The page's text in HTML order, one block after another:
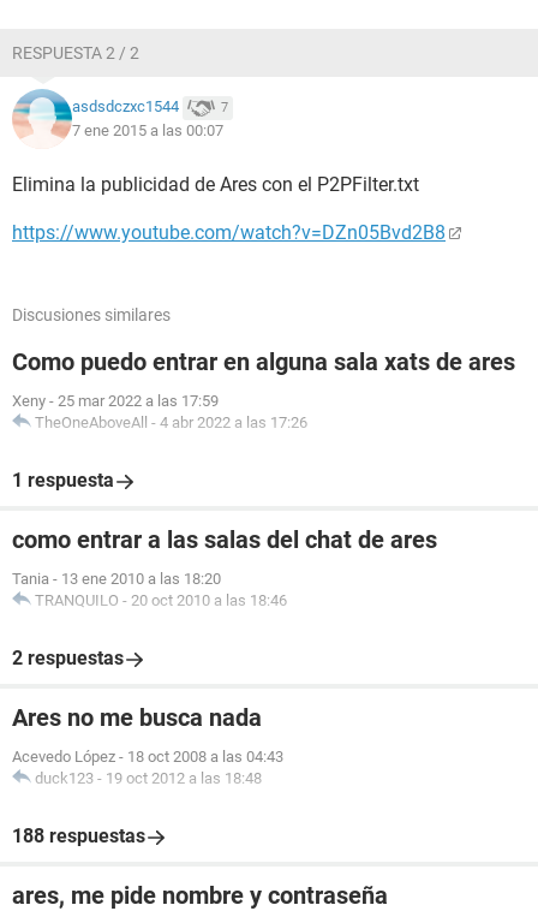
RESPUESTA 2 / 2
asdsdczxc1544 7
7 ene 2015 a las 00:07
Elimina la publicidad de Ares con el P2PFilter.txt
https://www.youtube.com/watch?v=DZn05Bvd2B8
Discusiones similares
Como puedo entrar en alguna sala xats de ares
Xeny - 25 mar 2022 a las 17:59
TheOneAboveAll - 4 abr 2022 a las 17:26
1 respuesta
como entrar a las salas del chat de ares
Tania - 13 ene 2010 a las 18:20
TRANQUILO - 20 oct 2010 a las 18:46
2 respuestas
Ares no me busca nada
Acevedo López - 18 oct 2008 a las 04:43
duck123 - 19 oct 2012 a las 18:48
188 respuestas
ares, me pide nombre y contraseña